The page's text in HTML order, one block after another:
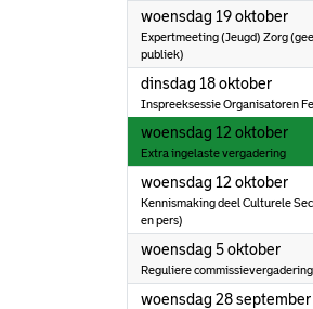
woensdag 19 oktober2022
Expertmeeting (Jeugd) Zorg
publiek)
dinsdag 18 oktober2022
Inspreeksessie Organisatoren
woensdag 12 oktober2022
Extra ingelaste vergadering
woensdag 12 oktober2022
Kennismaking deel Culturele
en pers)
woensdag 5 oktober2022
Reguliere commissievergadering
woensdag 28 september